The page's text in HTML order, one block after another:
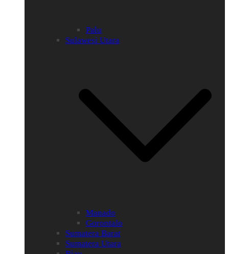
Palu
Sulawesi Utara
Manado
Gorontalo
Sumatera Barat
Sumatera Utara